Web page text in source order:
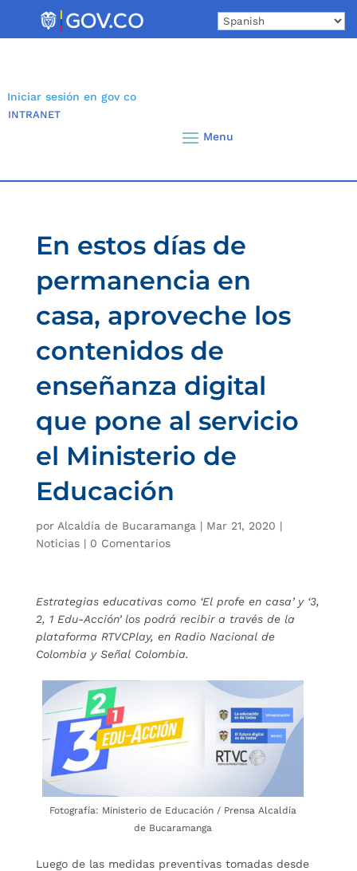
Iniciar sesión en gov co
INTRANET
En estos días de
permanencia en
casa, aproveche los
contenidos de
enseñanza digital
que pone al servicio
el Ministerio de
Educación
por Alcaldía de Bucaramanga | Mar 21, 2020 |
Noticias| 0 Comentarios
Estrategias educativas como ‘El profe en casa’ y ‘3,
2, 1 Edu-Acción’ los podrá recibir a través de la
plataforma RTVCPlay, en Radio Nacional de
Colombia y Señal Colombia.
Fotografía: Ministerio de Educación / Prensa Alcaldía
de Bucaramanga
Luego de las medidas preventivas tomadas desde